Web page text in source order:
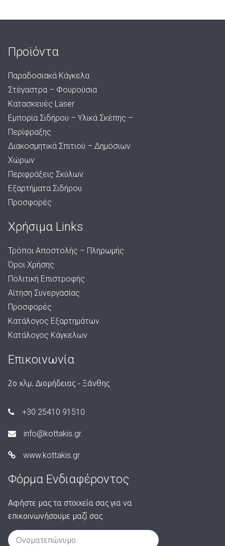
Προϊόντα
Παραδοσιακά Κάγκελα
Στέγαστρα – Φουρούσια
Κατασκευές Laser
Εμπορία Σιδήρου – Υλικά Σκέπης –
Περίφραξης
Διακοσμητικά Σπιτιού – Δημόσιων
Χώρων
Περιφράξεις Σκύλων
Εξαρτήματα Σιδήρου
Προσφορές
Χρήσιμα Links
Τρόποι Αποστολής – Πληρωμής
Όροι Χρήσης
Πολιτική Επιστροφής
Αίτηση Συνεργασίας
Προσφορές
Κατάλογος Εξαρτημάτων
Κατάλογος Κάγκελων
Επικοινωνία
2ο χλμ. Διομήδειας - Ξάνθης
+30 25410 91510
info@kottakis.gr
www.kottakis.gr
Φόρμα Ενδιαφέροντος
Αφήστε μας τα στοιχεία σας για να
επικοινωνήσουμε μαζί σας